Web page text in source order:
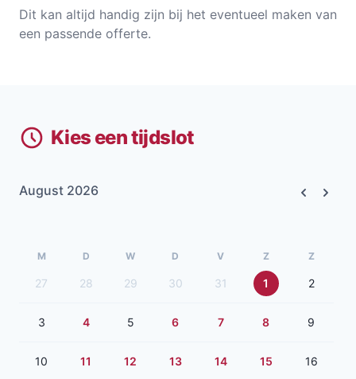
Dit kan altijd handig zijn bij het eventueel maken van
een passende offerte.
Kies een tijdslot
August 2026
M D W D V Z Z
27 28 29 30 31 1 2
3 4 5 6 7 8 9
10 11 12 13 14 15 16